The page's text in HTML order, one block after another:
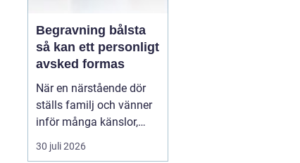
Begravning bålsta
så kan ett personligt
avsked formas
När en närstående dör
ställs familj och vänner
inför många känslor,
men också praktiska
beslut.
30 juli 2026